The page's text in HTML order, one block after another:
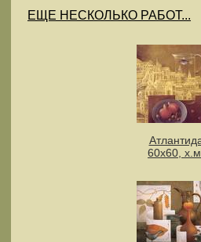
ЕЩЕ НЕСКОЛЬКО РАБОТ...
60х60, х.м.